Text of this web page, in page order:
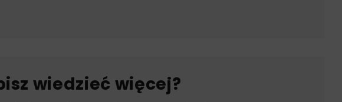
wiedzieć więcej?